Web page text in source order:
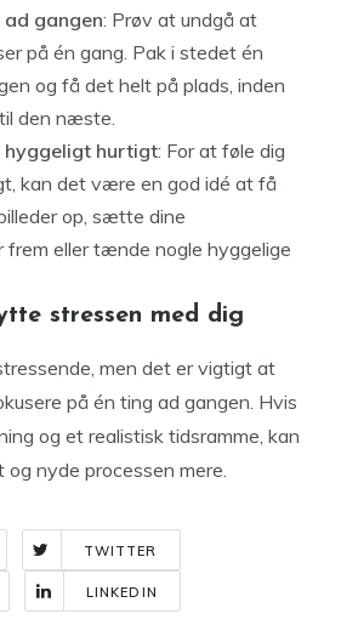
ad gangen: Prøv at undgå at
på én gang. Pak i stedet én
og få det helt på plads, inden
den næste.
hyggeligt hurtigt: For at føle dig
kan det være en god idé at få
op, sætte dine
frem eller tænde nogle hyggelige
stressen med dig
men det er vigtigt at
på én ting ad gangen. Hvis
og et realistisk tidsramme, kan
og nyde processen mere.
TWITTER
LINKEDIN